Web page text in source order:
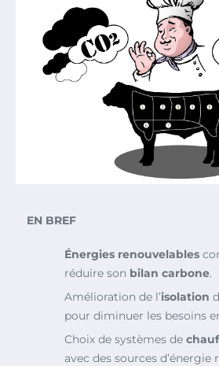
EN BREF
Énergies renouvelables
réduire son bilan carbone.
Amélioration de l’isolation
pour diminuer les besoins
Choix de systèmes de
avec des sources d’énergie